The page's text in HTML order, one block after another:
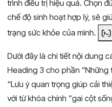
trình điều trị hiệu quả. Chọn
chế độ sinh hoạt hợp lý, sẽ
trạng sức khỏe của mình. ​
Dưới đây là chi tiết nội dung
Heading 3 cho phần “Những
“Lưu ý quan trọng giúp cải
với từ khóa chính “gai cột